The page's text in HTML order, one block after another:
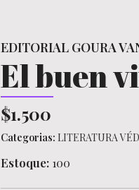
EDITORIAL GOURA
El buen
$1.500
Categorias: LITERATURA
Estoque: 100